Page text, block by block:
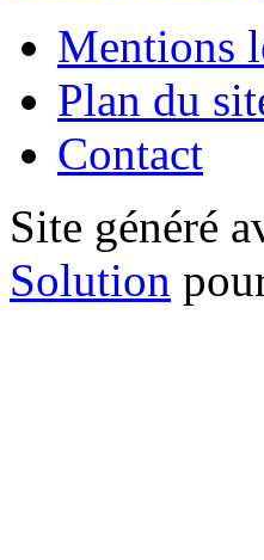
Mentions
Plan du
Contact
Site généré
Solution